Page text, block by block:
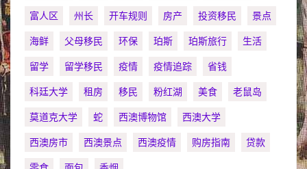
富人区
州长 开车规则 房产 投资移民
景点
海鲜
父母移民 环保 珀斯 珀斯旅行
生活
留学
留学移民 疫情 疫情追踪
省钱
科廷大学
租房 移民 粉红湖 美食
老鼠岛
莫道克大学
蛇 西澳博物馆
西澳大学
西澳房市
西澳景点 西澳疫情 购房指南
贷款